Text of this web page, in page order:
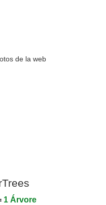
de la web
1 Árvore